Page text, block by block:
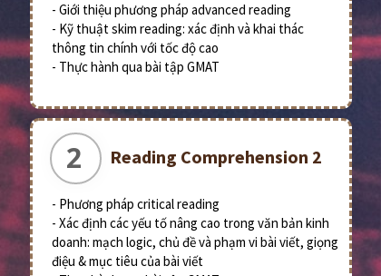
- Giới thiệu phương pháp advanced reading
- Kỹ thuật skim reading: xác định và khai thác
thông tin chính với tốc độ cao
- Thực hành qua bài tập GMAT
Reading Comprehension 2
- Phương pháp critical reading
- Xác định các yếu tố nâng cao trong văn bản kinh
doanh: mạch logic, chủ đề và phạm vi bài viết, giọng
điệu & mục tiêu của bài viết
2